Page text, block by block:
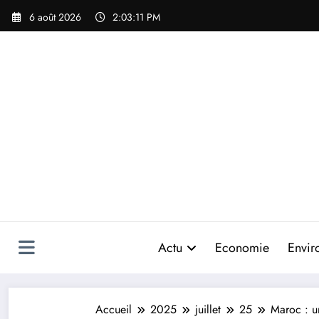
Aller
6 août 2026 2:03:14 PM
Actu Economie
Accueil 2025 juillet 25 Maroc :